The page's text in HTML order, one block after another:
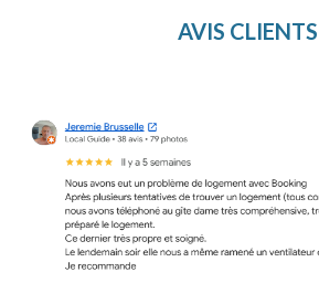
AVIS CLIENTS